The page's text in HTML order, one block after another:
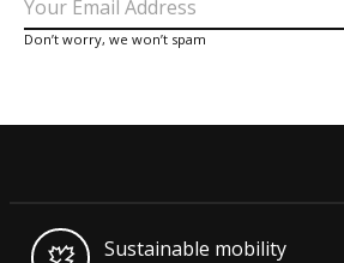
Don’t worry, we won’t spam
Sustainable mobility